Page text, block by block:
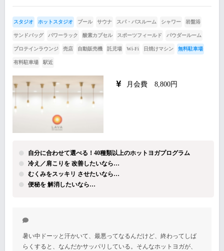
スタジオ ホットスタジオ プール サウナ スパ・バスルーム シャワー 岩盤浴
サンドバッグ パワーラック 酸素カプセル スポーツフィールド パウダールーム
プロテインラウンジ 売店 自動販売機 託児場 Wi-Fi 日焼けマシン 無料駐車場
有料駐車場 駅近
月会費 8,800円
自分に合わせて選べる！40種類以上のホットヨガプログラム
冷え／肩こりを 改善したいなら…
むくみをスッキリ させたいなら…
便秘を 解消したいなら…
暑い中ドーッと汗かいて、最悪ってなるんだけど、終わってしば
らくすると、なんだかサッパリしている。そんなホットヨガが、